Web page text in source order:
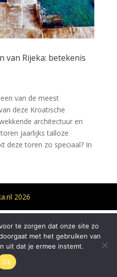
van Rijeka: betekenis
van de meest
deze Kroatische
architectuur en
jaarlijks talloze
deze toren zo speciaal? In
2026
te zorgen dat onze site zo
met het gebruiken van
uit dat je ermee instemt.
Ok